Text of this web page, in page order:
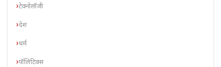
टेक्नोलॉजी
देश
धर्म
पॉलिटिक्स